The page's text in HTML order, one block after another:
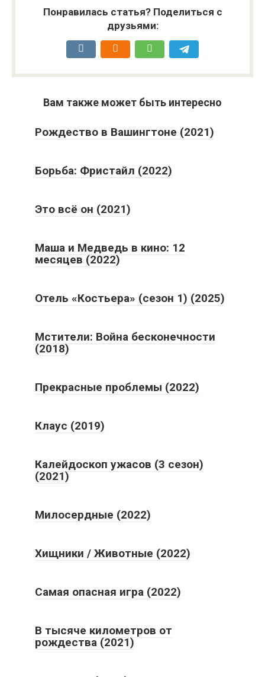
Понравилась статья? Поделиться с
друзьями:
Вам также может быть интересно
Рождество в Вашингтоне (2021)
Борьба: Фристайл (2022)
Это всё он (2021)
Маша и Медведь в кино: 12
месяцев (2022)
Отель «Костьера» (сезон 1) (2025)
Мстители: Война бесконечности
(2018)
Прекрасные проблемы (2022)
Клаус (2019)
Калейдоскоп ужасов (3 сезон)
(2021)
Милосердные (2022)
Хищники / Животные (2022)
Самая опасная игра (2022)
В тысяче километров от
рождества (2021)